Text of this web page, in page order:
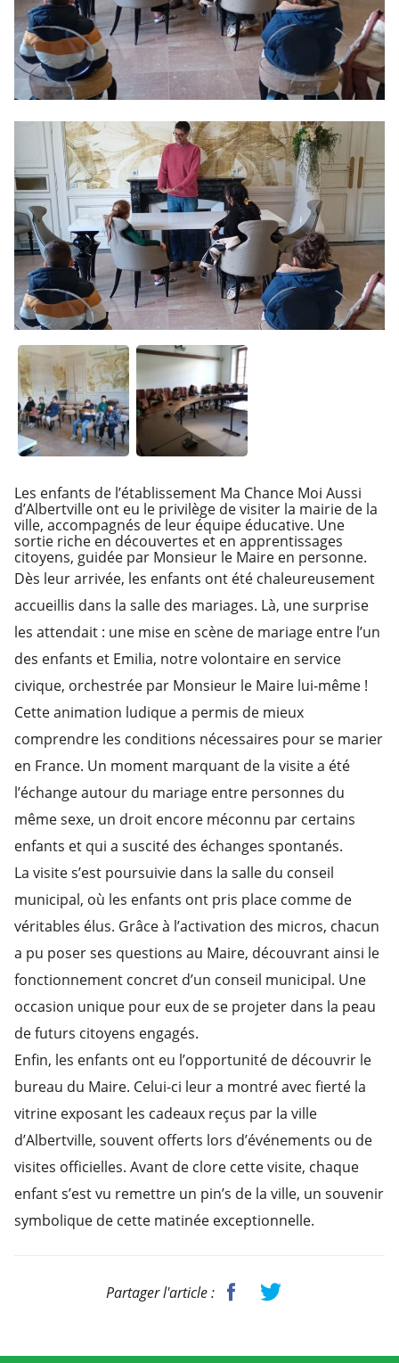
Les enfants de l’établissement Ma Chance Moi Aussi
d’Albertville ont eu le privilège de visiter la mairie de la
ville, accompagnés de leur équipe éducative. Une
sortie riche en découvertes et en apprentissages
citoyens, guidée par Monsieur le Maire en personne.
Dès leur arrivée, les enfants ont été chaleureusement
accueillis dans la salle des mariages. Là, une surprise
les attendait : une mise en scène de mariage entre l’un
des enfants et Emilia, notre volontaire en service
civique, orchestrée par Monsieur le Maire lui-même !
Cette animation ludique a permis de mieux
comprendre les conditions nécessaires pour se marier
en France. Un moment marquant de la visite a été
l’échange autour du mariage entre personnes du
même sexe, un droit encore méconnu par certains
enfants et qui a suscité des échanges spontanés.
La visite s’est poursuivie dans la salle du conseil
municipal, où les enfants ont pris place comme de
véritables élus. Grâce à l’activation des micros, chacun
a pu poser ses questions au Maire, découvrant ainsi le
fonctionnement concret d’un conseil municipal. Une
occasion unique pour eux de se projeter dans la peau
de futurs citoyens engagés.
Enfin, les enfants ont eu l’opportunité de découvrir le
bureau du Maire. Celui-ci leur a montré avec fierté la
vitrine exposant les cadeaux reçus par la ville
d’Albertville, souvent offerts lors d’événements ou de
visites officielles. Avant de clore cette visite, chaque
enfant s’est vu remettre un pin’s de la ville, un souvenir
symbolique de cette matinée exceptionnelle.
Partager l'article :